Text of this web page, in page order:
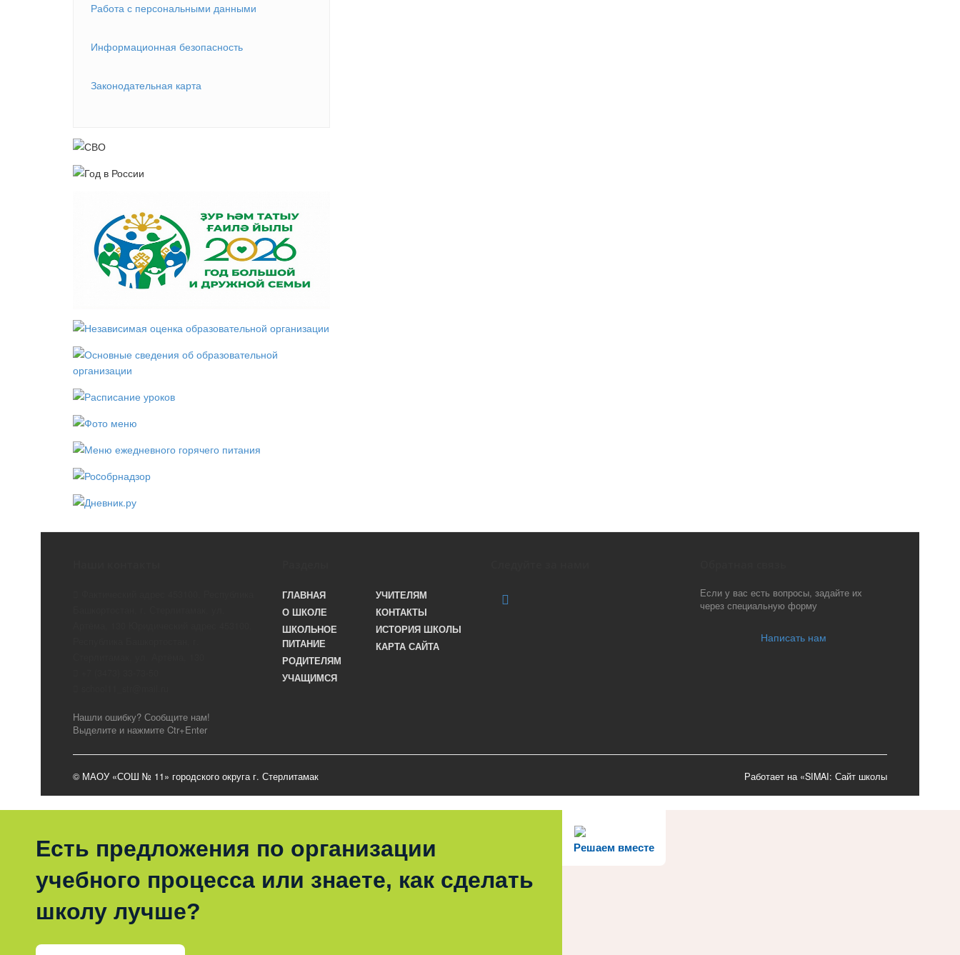
Работа с персональными данными
Информационная безопасность
Законодательная карта
Нашли ошибку? Сообщите нам!
Выделите и нажмите Ctr+Enter
ГЛАВНАЯ
О ШКОЛЕ
ШКОЛЬНОЕ
ПИТАНИЕ
РОДИТЕЛЯМ
УЧАЩИМСЯ
УЧИТЕЛЯМ
КОНТАКТЫ
ИСТОРИЯ ШКОЛЫ
КАРТА САЙТА
Если у вас есть вопросы, задайте их
через специальную форму
Написать нам
© МАОУ «СОШ № 11» городского округа г. Стерлитамак Работает на «SIMAI: Сайт школы
Решаем вместе
Есть предложения по организации
учебного процесса или знаете, как сделать
школу лучше?